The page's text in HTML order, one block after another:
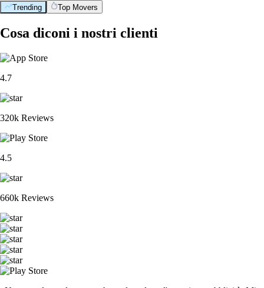
Trending Top Movers
Cosa diconi i nostri clienti
4.7
320k Reviews
4.5
660k Reviews